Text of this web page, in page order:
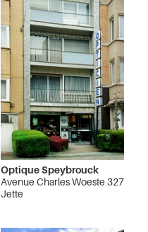
Optique Speybrouck
Avenue Charles Woeste 327
Jette